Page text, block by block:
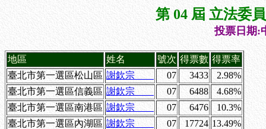
第 04 屆 立法委
投票日期:
地區 姓名 號次 得票數 得票率
臺北市第一選區松山區 謝欽宗 07 3433
2.98%
臺北市第一選區信義區 謝欽宗 07 6488
4.68%
臺北市第一選區南港區 謝欽宗 07 6476
10.3%
臺北市第一選區內湖區 謝欽宗 07 17724 13.49%